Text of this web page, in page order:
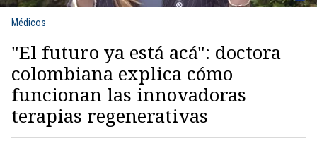
Médicos
"El futuro ya está acá": doctora
colombiana explica cómo
funcionan las innovadoras
terapias regenerativas